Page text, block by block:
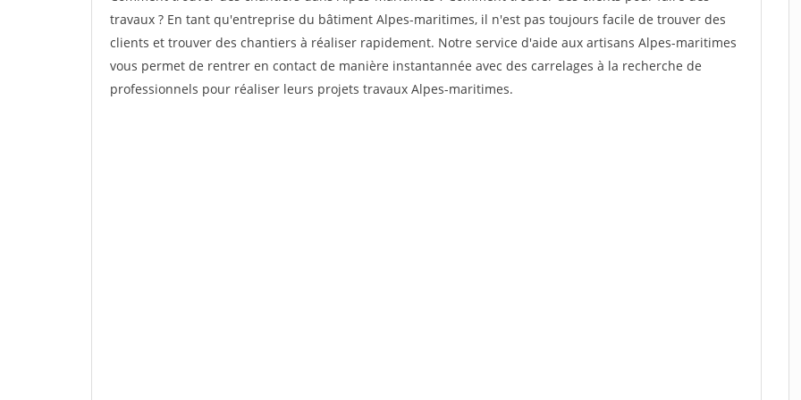
travaux ? En tant qu'entreprise du bâtiment Alpes-maritimes, il n'est pas toujours facile de trouver des
clients et trouver des chantiers à réaliser rapidement. Notre service d'aide aux artisans Alpes-maritimes
vous permet de rentrer en contact de manière instantannée avec des carrelages à la recherche de
professionnels pour réaliser leurs projets travaux Alpes-maritimes.